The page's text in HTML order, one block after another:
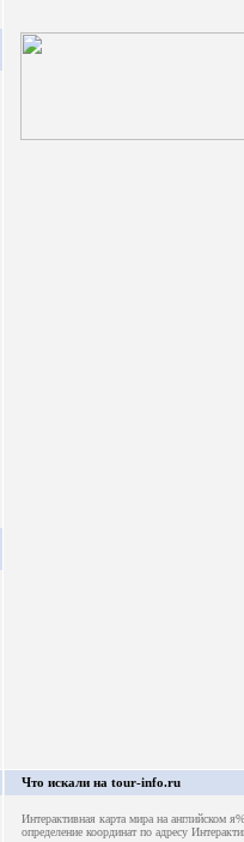
Что искали на tour-info.ru
Интерактивная карта мира на английском
определение координат по адресу